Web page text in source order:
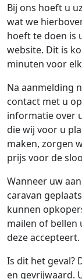
Bij ons hoeft u
wat we
hoeft te doen is
website. Dit is
minuten voor
Na aanmelding
contact met u
informatie over
die wij voor u
maken, zorgen
prijs voor de
Wanneer uw
caravan
kunnen
mailen of bellen
deze accepteert.
Is dit het geval?
en gevrijwaard.